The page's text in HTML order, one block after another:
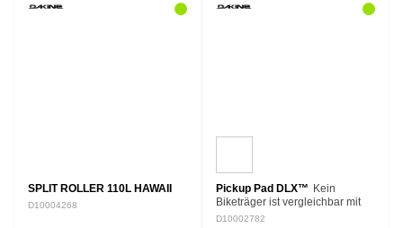
SPLIT ROLLER 110L HAWAII
D10004268
Pickup Pad DLX™ Kein
Biketräger ist vergleichbar mit
dem Komfort eines Dakine
D10002782